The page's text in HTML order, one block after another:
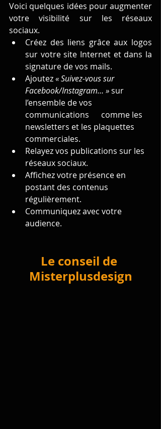
Voici quelques idées pour augmenter
votre visibilité sur les réseaux
sociaux.
Créez des liens grâce aux logos
sur votre site Internet et dans la
signature de vos mails.
Ajoutez « Suivez-vous sur
Facebook/Instagram… » sur
l’ensemble de vos
communications      comme les
newsletters et les plaquettes
commerciales.
Relayez vos publications sur les
réseaux sociaux.
Affichez votre présence en
postant des contenus
régulièrement.
Communiquez avec votre
audience.
Le conseil de
Misterplusdesign